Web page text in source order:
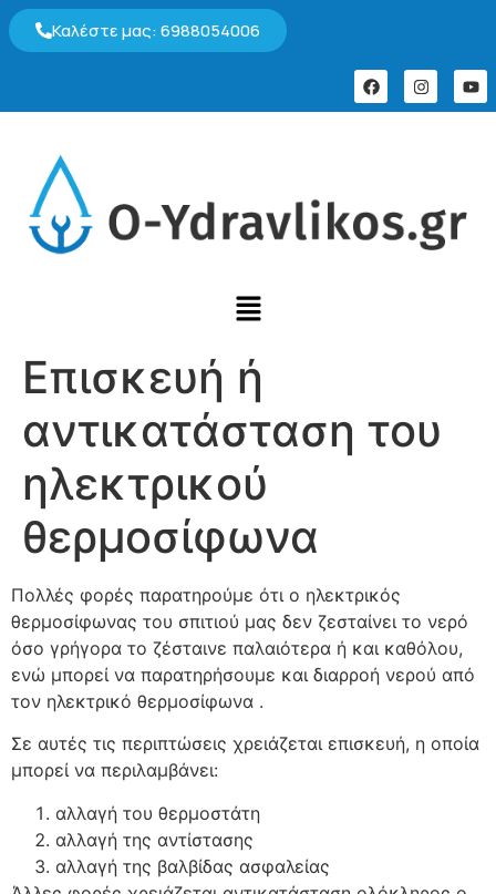
Καλέστε μας: 6988054006
Επισκευή ή
αντικατάσταση του
ηλεκτρικού
θερμοσίφωνα
Πολλές φορές παρατηρούμε ότι ο ηλεκτρικός
θερμοσίφωνας του σπιτιού μας δεν ζεσταίνει το νερό
όσο γρήγορα το ζέσταινε παλαιότερα ή και καθόλου,
ενώ μπορεί να παρατηρήσουμε και διαρροή νερού από
τον ηλεκτρικό θερμοσίφωνα .
Σε αυτές τις περιπτώσεις χρειάζεται επισκευή, η οποία
μπορεί να περιλαμβάνει:
αλλαγή του θερμοστάτη
αλλαγή της αντίστασης
αλλαγή της βαλβίδας ασφαλείας